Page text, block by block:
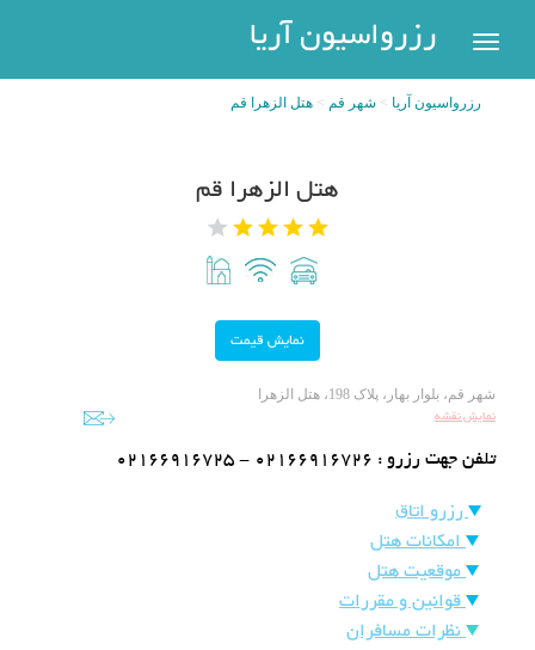
رزرواسیون آریارزرواسیون
اریا
پیگیری
رزرو
عضویت
مشهد
های
کیش
اصفهان
رزرواسیون آریا شهر قم هتل الزهرا قم
هتل الزهرا قم
شهر قم، بلوار بهار، پلاک 198، هتل الزهرا
نمایش نقشه
تلفن جهت رزرو : 02166916725 - 02166916726
رزرو اتاق
امکانات هتل
موقعیت هتل
قوانین و مقررات
نظرات مسافران